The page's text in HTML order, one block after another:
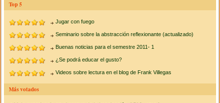
Top 5
Jugar con fuego
Seminario sobre la abstracción reflexionante (actualizado)
Buenas noticias para el semestre 2011- 1
¿Se podrá educar el gusto?
Videos sobre lectura en el blog de Frank Villegas
Más votados